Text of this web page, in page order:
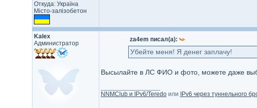
Откуда: Україна
Місто-зал​ізобетон​
Kalex
Администратор
za4em писал(а):
Убейте меня! Я денег заплачу!
Высылайте в ЛС ФИО и фото, можете даже
NNMClub и IPv6/Teredoили IPv6 через туннельного